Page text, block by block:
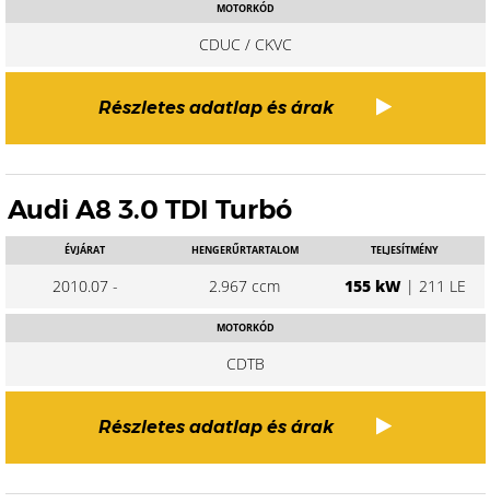
MOTORKÓD
CDUC / CKVC
Részletes adatlap és árak
Audi A8 3.0 TDI Turbó
ÉVJÁRAT
2010.07 -
HENGERŰRTARTALOM
2.967 ccm
TELJESÍTMÉNY
155 kW| 211 LE
MOTORKÓD
CDTB
Részletes adatlap és árak